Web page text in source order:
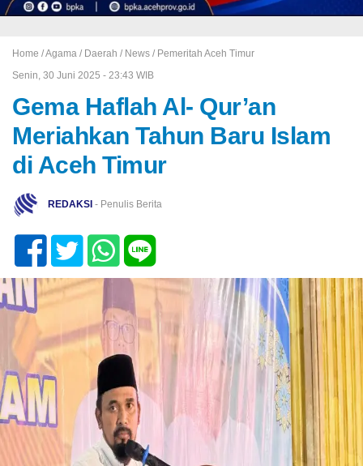
Home /Agama / Daerah / News / Pemeritah Aceh Timur
Senin, 30 Juni 2025 - 23:43 WIB
Gema Haflah Al- Qur’an
Meriahkan Tahun Baru Islam
di Aceh Timur
REDAKSI - Penulis Berita